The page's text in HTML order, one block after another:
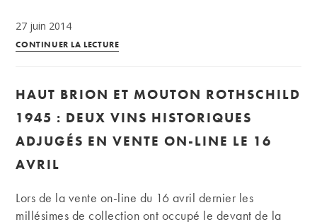
27 juin 2014
CONTINUER LA LECTURELes
millésime
1998
ils
enchères
HAUT BRION ET MOUTON ROTHSCHILD
1945 : DEUX VINS HISTORIQUES
ADJUGÉS EN VENTE ON-LINE LE 16
AVRIL
Lors de la vente on-line du 16 avril dernier les
millésimes de collection ont occupé le devant de la